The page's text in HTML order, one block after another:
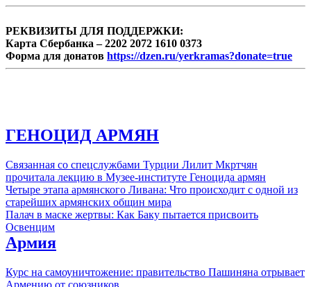
РЕКВИЗИТЫ ДЛЯ ПОДДЕРЖКИ:
Карта Сбербанка – 2202 2072 1610 0373
Форма для донатов https://dzen.ru/yerkramas?donate=true
ГЕНОЦИД АРМЯН
Связанная со спецслужбами Турции Лилит Мкртчян
прочитала лекцию в Музее-институте Геноцида армян
Четыре этапа армянского Ливана: Что происходит с одной из
старейших армянских общин мира
Палач в маске жертвы: Как Баку пытается присвоить
Освенцим
Армия
Курс на самоуничтожение: правительство Пашиняна отрывает
Армению от союзников